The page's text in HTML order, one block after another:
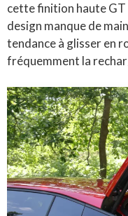
cette finition haute GT
design manque de
tendance à glisser en
fréquemment la